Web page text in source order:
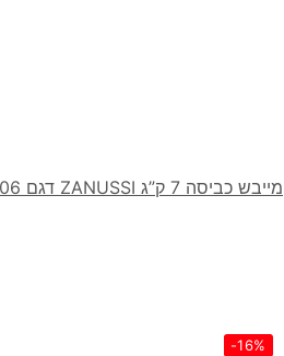
מייבש כביסה 7 ק”ג ZANUSSI דגם ZDE7106
-16%